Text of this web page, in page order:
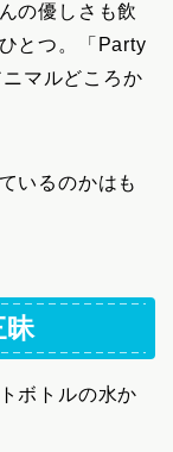
の優しさも飲
とつ。「Party
マルどころか
いるのかはも
昧
ボトルの水か